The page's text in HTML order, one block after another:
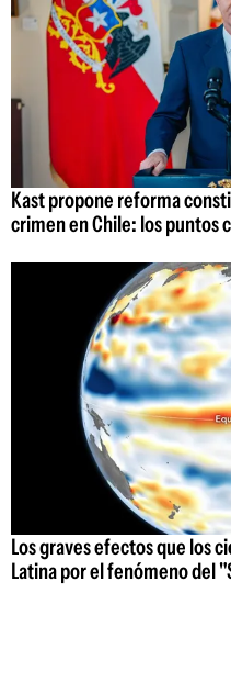
Kast propone reforma
crimen en Chile: los puntos
Los graves efectos que los
Latina por el fenómeno del